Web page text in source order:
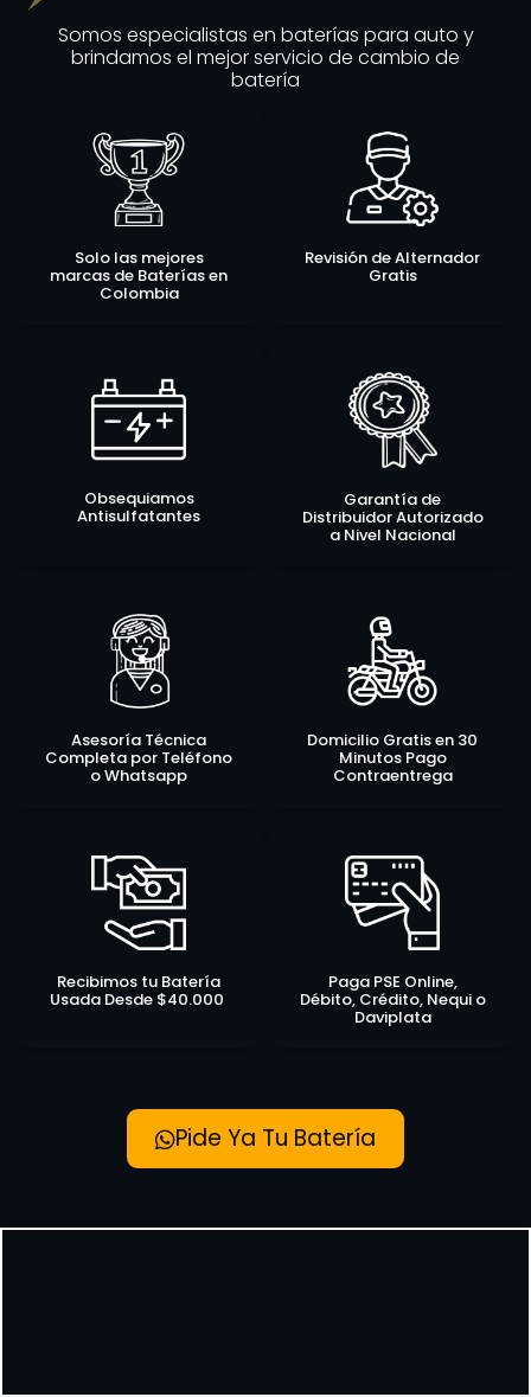
Somos especialistas en baterías para auto y
brindamos el mejor servicio de cambio de
batería
Solo las mejores
marcas de Baterías en
Colombia
Revisión de Alternador
Gratis
Obsequiamos
Antisulfatantes
Garantía de
Distribuidor Autorizado
a Nivel Nacional
Asesoría Técnica
Completa por Teléfono
o Whatsapp
Domicilio Gratis en 30
Minutos Pago
Contraentrega
Recibimos tu Batería
Usada Desde $40.000
Paga PSE Online,
Débito, Crédito, Nequi o
Daviplata
Pide Ya Tu Batería